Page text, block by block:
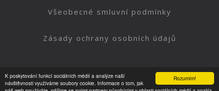
Rozumím!
K poskytování funkcí sociálních médií a analýze naší
návštěvnosti využíváme soubory cookie. Informace o tom, jak
Všeobecné smluvní podmínky
Zásady ochrany osobních údajů
Nahoru